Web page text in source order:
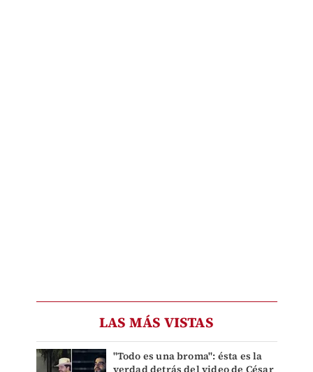
LAS MÁS VISTAS
"Todo es una broma": ésta es la
verdad detrás del video de César